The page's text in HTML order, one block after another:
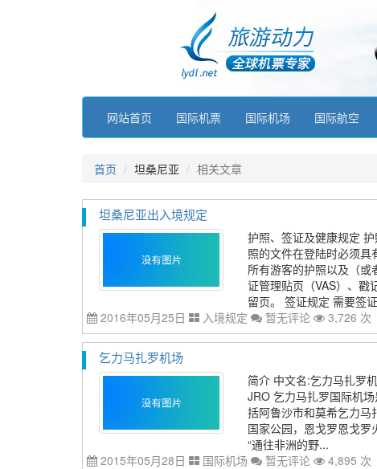
网站首页 国际机票 国际机场 国际航空
首页 坦桑尼亚 相关文章
坦桑尼亚出入境规定
护照、签证及健康规定
照的文件在登陆时必须具
所有游客的护照以及（
证管理贴页（VAS）、戳
留页。 签证规定 需要签
2016年05月25日
入境规定 暂无评论 3,726 次
乞力马扎罗机场
简介 中文名:乞力马扎罗
JRO 乞力马扎罗国际机
括阿鲁沙市和莫希乞力马
国家公园，恩戈罗恩戈
“通往非洲的野...
2015年05月28日
国际机场 暂无评论 4,895 次